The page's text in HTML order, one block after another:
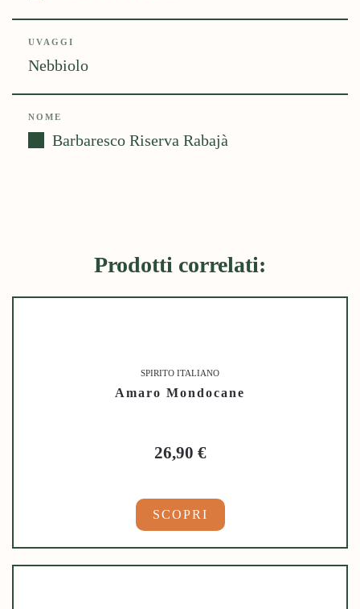
UVAGGI
Nebbiolo
NOME
Barbaresco Riserva Rabajà
Prodotti correlati:
SPIRITO ITALIANO
Amaro Mondocane
26,90 €
SCOPRI